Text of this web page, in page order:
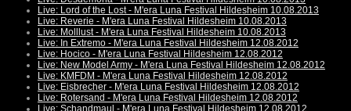
Live: Lord of the Lost - M'era Luna Festival Hildesheim 10.08.2013
Live: Reverie - M'era Luna Festival Hildesheim 10.08.2013
Live: Molllust - M'era Luna Festival Hildesheim 10.08.2013
Live: In Extremo - M'era Luna Festival Hildesheim 12.08.2012
Live: Hocico - M'era Luna Festival Hildesheim 12.08.2012
Live: New Model Army - M'era Luna Festival Hildesheim 12.08.2012
Live: KMFDM - M'era Luna Festival Hildesheim 12.08.2012
Live: Eisbrecher - M'era Luna Festival Hildesheim 12.08.2012
Live: Rotersand - M'era Luna Festival Hildesheim 12.08.2012